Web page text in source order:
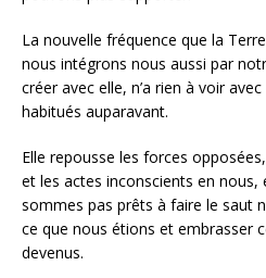
La nouvelle fréquence que la
nous intégrons nous aussi par
créer avec elle, n’a rien à voir
habitués auparavant.
Elle repousse les forces
et les actes inconscients en
sommes pas prêts à faire le saut
ce que nous étions et embrasser
devenus.